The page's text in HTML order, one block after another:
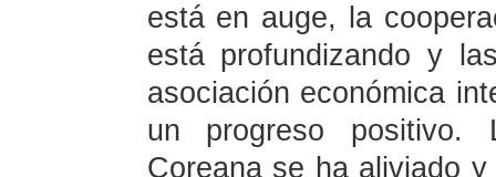
está en auge, la
está profundizando y
asociación económica
un progreso positivo.
Coreana se ha aliviado